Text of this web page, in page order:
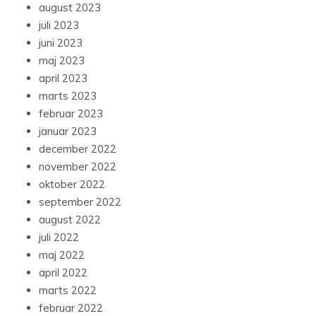
august 2023
juli 2023
juni 2023
maj 2023
april 2023
marts 2023
februar 2023
januar 2023
december 2022
november 2022
oktober 2022
september 2022
august 2022
juli 2022
maj 2022
april 2022
marts 2022
februar 2022